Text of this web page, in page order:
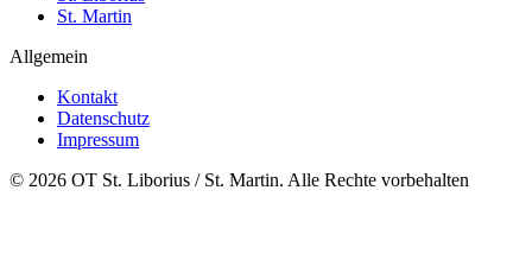
St. Martin
Allgemein
Kontakt
Datenschutz
Impressum
© 2026 OT St. Liborius / St. Martin. Alle Rechte vorbehalten